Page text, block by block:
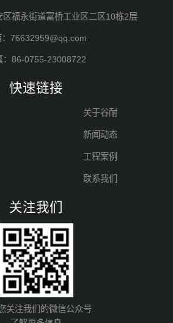
区福永街道富桥工业区二区10栋2层
：76632959@qq.com
：86-0755-23008722
快速链接
关于谷耐
新闻动态
工程案例
联系我们
关注我们
关注我们的微信公众号